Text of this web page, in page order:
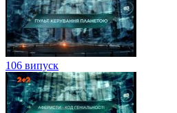
106 випуск